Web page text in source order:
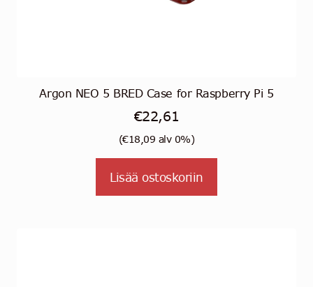
Argon NEO 5 BRED Case for Raspberry Pi 5
€22,61
(€18,09 alv 0%)
Lisää ostoskoriin